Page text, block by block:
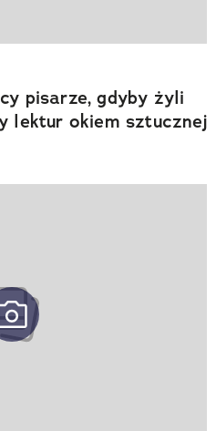
pisarze, gdyby żyli
lektur okiem sztucznej